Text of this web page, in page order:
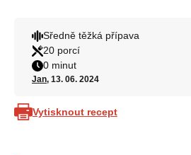
Sředně těžká přípava
20 porcí
0 minut
Jan, 13. 06. 2024
Vytisknout recept